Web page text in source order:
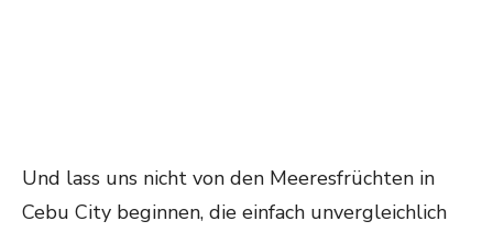
Und lass uns nicht von den Meeresfrüchten in
Cebu City beginnen, die einfach unvergleichlich